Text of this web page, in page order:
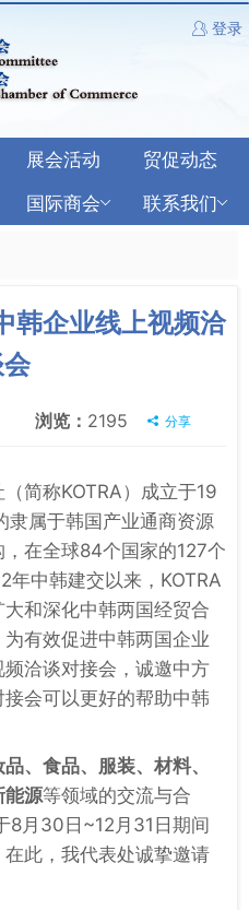
登录
展会活动
贸促动态
国际商会 联系我们
企业线上视频洽
浏览： 2195 分享
简称KOTRA）成立于19
隶属于韩国产业通商资源
在全球84个国家的127个
年中韩建交以来，KOTRA
和深化中韩两国经贸合
有效促进中韩两国企业
洽谈对接会，诚邀中方
会可以更好的帮助中韩
、食品、服装、材料、
能源等领域的交流与合
8月30日~12月31日期间
此，我代表处诚挚邀请